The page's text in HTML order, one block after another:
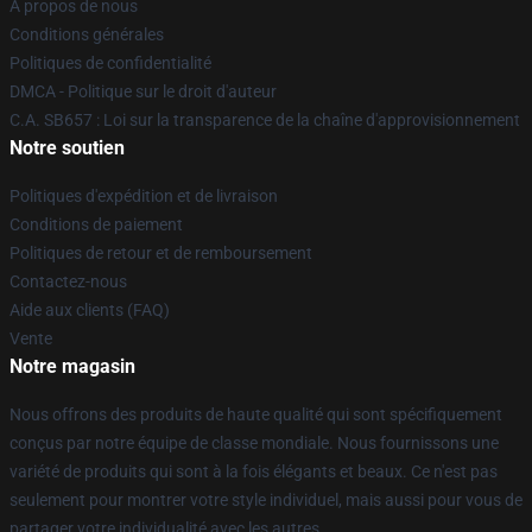
À propos de nous
Conditions générales
Politiques de confidentialité
DMCA - Politique sur le droit d'auteur
C.A. SB657 : Loi sur la transparence de la chaîne d'approvisionnement
Notre soutien
Politiques d'expédition et de livraison
Conditions de paiement
Politiques de retour et de remboursement
Contactez-nous
Aide aux clients (FAQ)
Vente
Notre magasin
Nous offrons des produits de haute qualité qui sont spécifiquement
conçus par notre équipe de classe mondiale. Nous fournissons une
variété de produits qui sont à la fois élégants et beaux. Ce n'est pas
seulement pour montrer votre style individuel, mais aussi pour vous de